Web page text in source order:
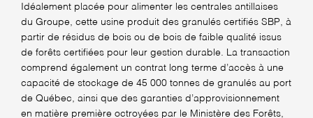
Idéalement placée pour alimenter les centrales antillaises
du Groupe, cette usine produit des granulés certifiés SBP, à
partir de résidus de bois ou de bois de faible qualité issus
de forêts certifiées pour leur gestion durable. La transaction
comprend également un contrat long terme d’accès à une
capacité de stockage de 45 000 tonnes de granulés au port
de Québec, ainsi que des garanties d’approvisionnement
en matière première octroyées par le Ministère des Forêts,